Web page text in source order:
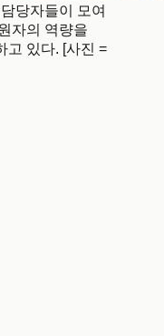
당자들이 모여
자의 역량을
고 있다. [사진 =